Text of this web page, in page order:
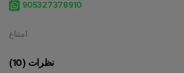
امتناع
نظرات (10)
905327378910